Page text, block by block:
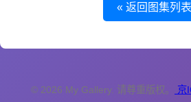
« 返回图集列表
© 2026 My Gallery. 请尊重版权。 京